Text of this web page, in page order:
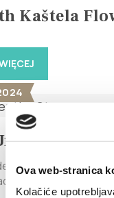
Ova web-stranica
Kolačiće
Kaštela
the
the Stars** August
Enjoy a